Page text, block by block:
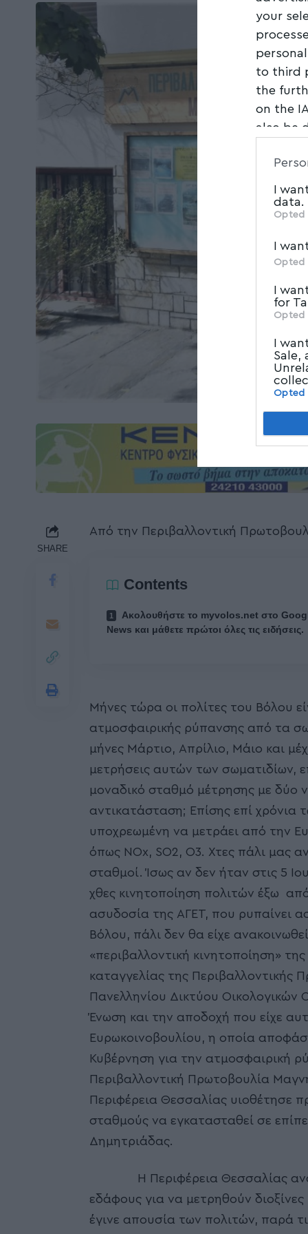
your
to third
the
on the
also be
parties.
I
data.
Opted
I
Opted
I
for
Opted
I
Sale,
Opted
SHARE
Από την Περιβαλλοντική
Contents
Ακολουθήστε το myvolos.net στο
News και μάθετε πρώτοι όλες τις ειδήσεις.
Μήνες τώρα οι πολίτες του Βόλου
ατμοσφαιρικής ρύπανσης από τα
μήνες Μάρτιο, Απρίλιο, Μάιο και
μετρήσεις αυτών των σωματιδίων,
μοναδικό σταθμό μέτρησης με δύο
αντικατάσταση; Επίσης επί χρόνια
υποχρεωμένη να μετράει από την
όπως NOx, SO2, O3. Χτες πάλι μας
σταθμοί. Ίσως αν δεν ήταν στις 5
χθες κινητοποίηση πολιτών έξω
ασυδοσία της ΑΓΕΤ, που ρυπαίνει
Βόλου, πάλι δεν θα είχε
«περιβαλλοντική κινητοποίηση»
καταγγελίας της
Πανελληνίου Δικτύου
Ένωση και την αποδοχή που είχε
Ευρωκοινοβουλίου, η οποία
Κυβέρνηση για την ατμοσφαιρική
Περιβαλλοντική Πρωτοβουλία
Περιφέρεια Θεσσαλίας υιοθέτησε
σταθμούς να εγκατασταθεί σε
Δημητριάδας.
Η Περιφέρεια Θεσσαλίας
εδάφους για να μετρηθούν
έγινε απουσία των πολιτών, παρά